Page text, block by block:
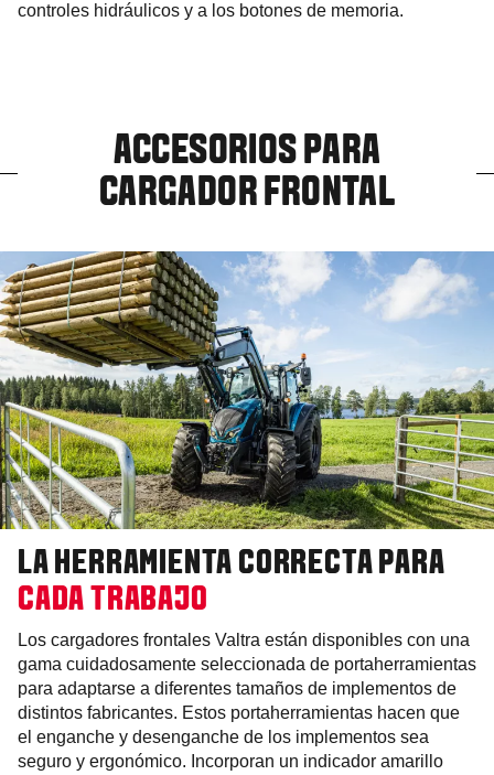
controles hidráulicos y a los botones de memoria.
ACCESORIOS PARA
CARGADOR FRONTAL
LA HERRAMIENTA CORRECTA PARA
CADA TRABAJO
Los cargadores frontales Valtra están disponibles con una
gama cuidadosamente seleccionada de portaherramientas
para adaptarse a diferentes tamaños de implementos de
distintos fabricantes. Estos portaherramientas hacen que
el enganche y desenganche de los implementos sea
seguro y ergonómico. Incorporan un indicador amarillo